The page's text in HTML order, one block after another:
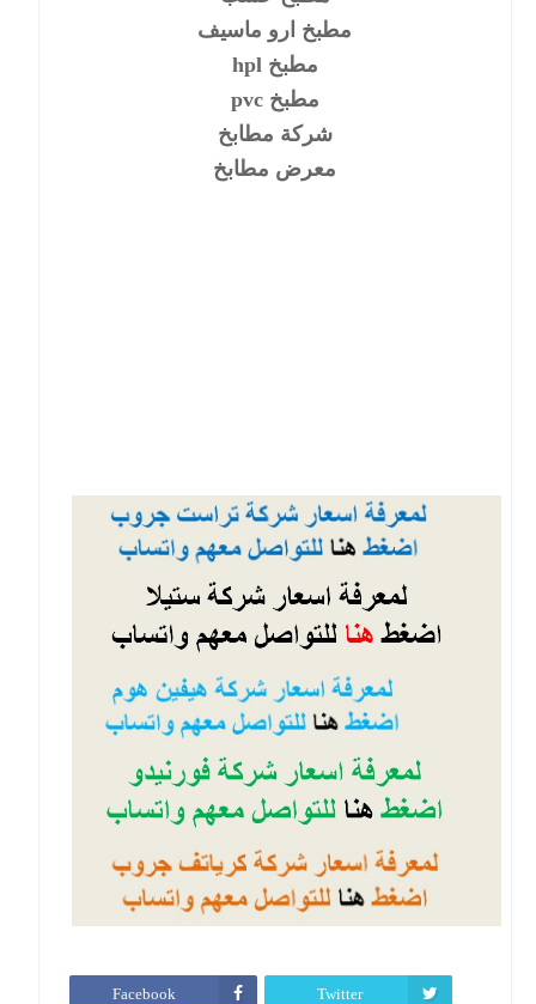
مطبخ ارو ماسيف
مطبخ hpl
مطبخ pvc
شركة مطابخ
معرض مطابخ
Twitter
Facebook